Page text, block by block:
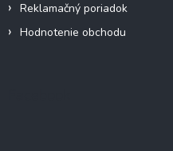
Reklamačný poriadok
Hodnotenie obchodu